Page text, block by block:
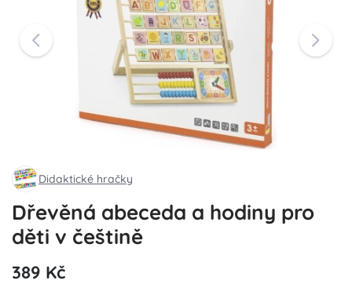
Didaktické hračky
Dřevěná abeceda a hodiny pro
děti v češtině
389 Kč